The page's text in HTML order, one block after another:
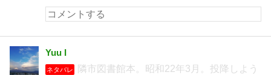
Yuu I
ネタバレ
隣市図書館本。昭和22年3月。投降しよう